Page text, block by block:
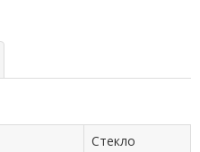
Стекло